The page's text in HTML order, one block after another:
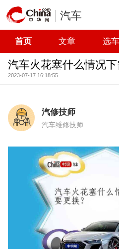
汽车
首页 文章 选车
汽车火花塞什么情况下
2023-07-17 16:18:55
汽修技师
汽车维修技师